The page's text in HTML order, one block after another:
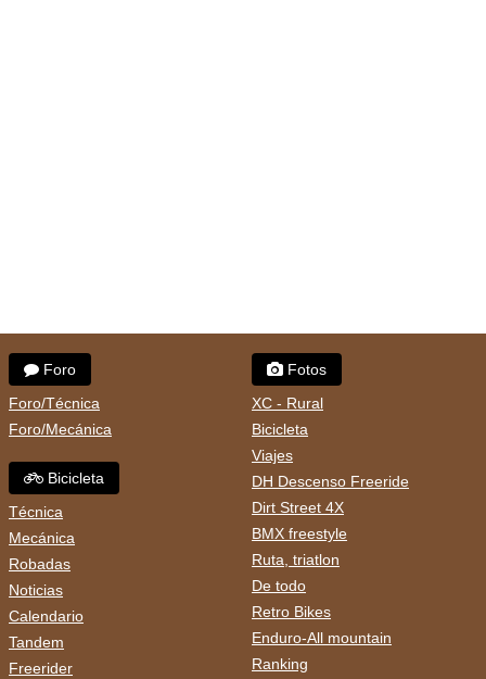
Foro
Foro/Técnica
Foro/Mecánica
Bicicleta
Técnica
Mecánica
Robadas
Noticias
Calendario
Tandem
Freerider
Fotos
XC - Rural
Bicicleta
Viajes
DH Descenso Freeride
Dirt Street 4X
BMX freestyle
Ruta, triatlon
De todo
Retro Bikes
Enduro-All mountain
Ranking